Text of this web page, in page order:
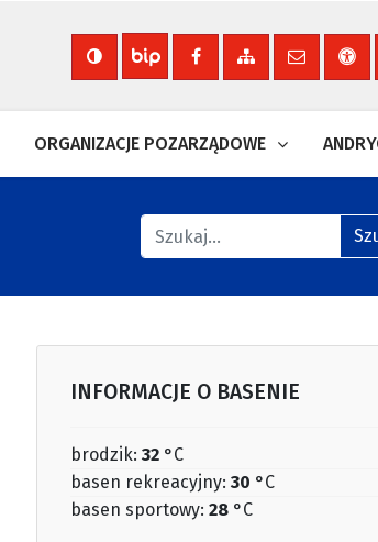
Biuletyn Informacji
Nasza strona na
Zobacz mapę
Wyślij
ORGANIZACJE POZARZĄDOWE
Znajdź na stronie
INFORMACJE O BASENIE
brodzik: 32 °C
basen rekreacyjny: 30 °C
basen sportowy: 28 °C